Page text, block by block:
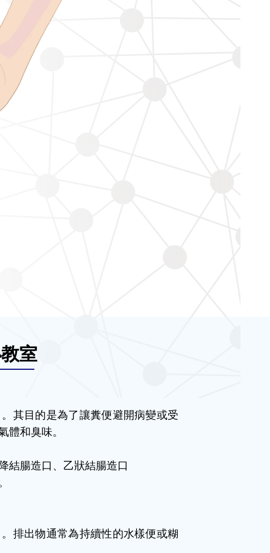
室
其目的是為了讓糞便避開病變或受
體和臭味。
結腸造口、乙狀結腸造口
排出物通常為持續性的水樣便或糊